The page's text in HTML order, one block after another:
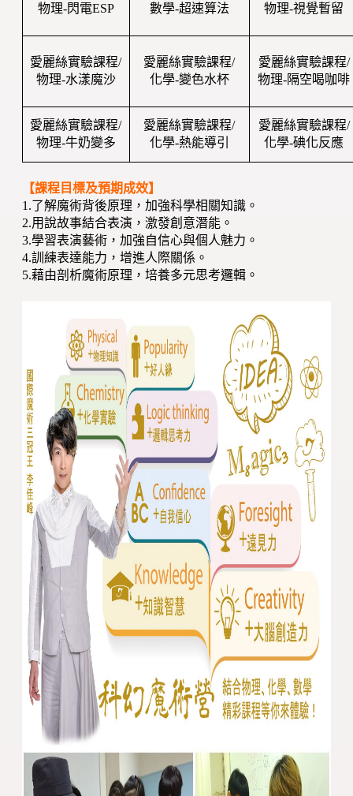
物理-閃電ESP
數學-超速算法
物理-視覺暫留
愛麗絲實驗課程/
物理-水漾魔沙
愛麗絲實驗課程/
化學-變色水杯
愛麗絲實驗課程/
物理-隔空喝咖啡
愛麗絲實驗課程/
物理-牛奶變多
愛麗絲實驗課程/
化學-熱能導引
愛麗絲實驗課程/
化學-碘化反應
【課程目標及預期成效】
1.了解魔術背後原理，加強科學相關知識。
2.用說故事結合表演，激發創意潛能。
3.學習表演藝術，加強自信心與個人魅力。
4.訓練表達能力，增進人際關係。
5.藉由剖析魔術原理，培養多元思考邏輯。